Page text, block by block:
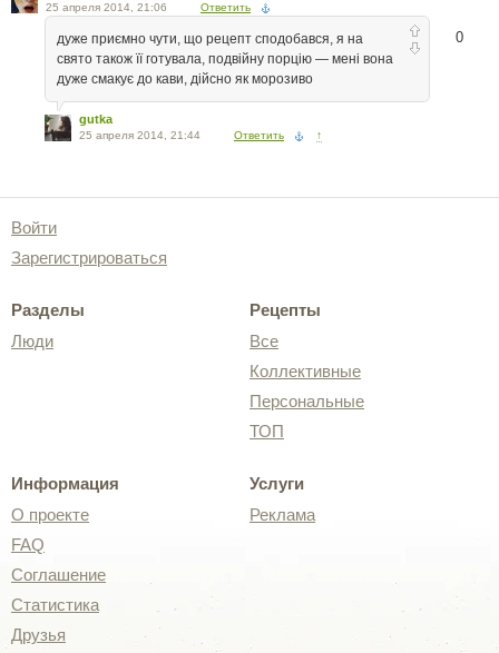
25 апреля 2014, 21:06 Ответить
0
дуже приємно чути, що рецепт сподобався, я на
свято також її готувала, подвійну порцію — мені вона
дуже смакує до кави, дійсно як морозиво
gutka
25 апреля 2014, 21:44 Ответить ↑
Войти
Зарегистрироваться
Разделы
Люди
Рецепты
Все
Коллективные
Персональные
ТОП
Информация
О проекте
FAQ
Соглашение
Статистика
Друзья
Услуги
Реклама